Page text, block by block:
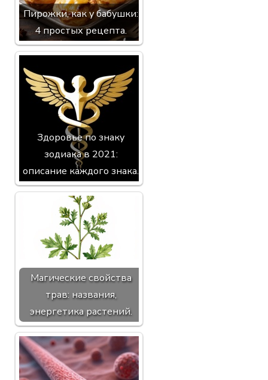
Пирожки, как у бабушки:
4 простых рецепта.
Здоровье по знаку
зодиака в 2021:
описание каждого знака.
Магические свойства
трав: названия,
энергетика растений.